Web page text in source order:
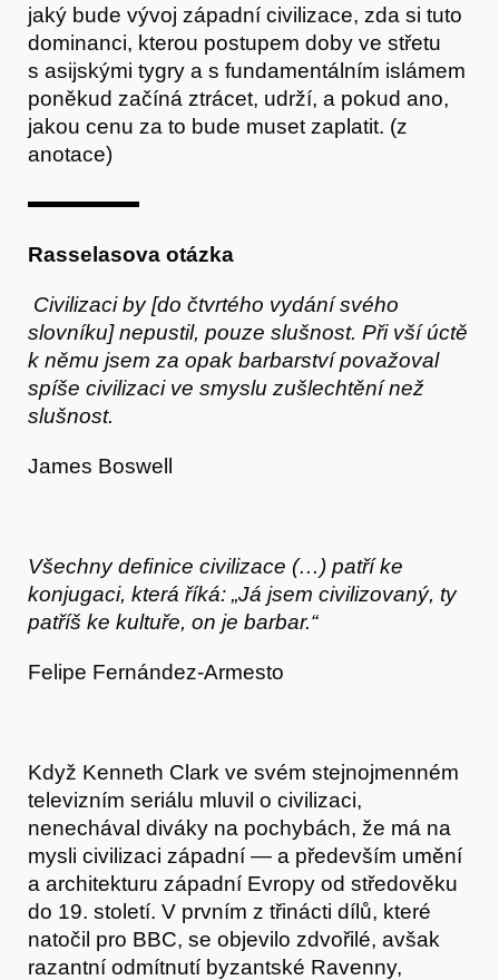
jaký bude vývoj západní civilizace, zda si tuto
dominanci, kterou postupem doby ve střetu
s asijskými tygry a s fundamentálním islámem
poněkud začíná ztrácet, udrží, a pokud ano,
jakou cenu za to bude muset zaplatit. (z
anotace)
Rasselasova otázka
Civilizaci by [do čtvrtého vydání svého
slovníku] nepustil, pouze slušnost. Při vší úctě
k němu jsem za opak barbarství považoval
spíše civilizaci ve smyslu zušlechtění než
slušnost.
James Boswell
Všechny deﬁnice civilizace (…) patří ke
konjugaci, která říká: „Já jsem civilizovaný, ty
patříš ke kultuře, on je barbar.“
Felipe Fernández-Armesto
Když Kenneth Clark ve svém stejnojmenném
televizním seriálu mluvil o civilizaci,
nenechával diváky na pochybách, že má na
mysli civilizaci západní — a především umění
a architekturu západní Evropy od středověku
do 19. století. V prvním z třinácti dílů, které
natočil pro BBC, se objevilo zdvořilé, avšak
razantní odmítnutí byzantské Ravenny,